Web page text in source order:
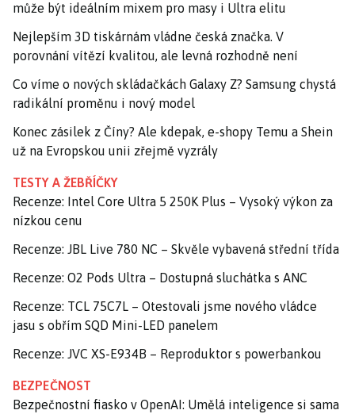
může být ideálním mixem pro masy i Ultra elitu
Nejlepším 3D tiskárnám vládne česká značka. V
porovnání vítězí kvalitou, ale levná rozhodně není
Co víme o nových skládačkách Galaxy Z? Samsung chystá
radikální proměnu i nový model
Konec zásilek z Číny? Ale kdepak, e-shopy Temu a Shein
už na Evropskou unii zřejmě vyzrály
TESTY A ŽEBŘÍČKY
Recenze: Intel Core Ultra 5 250K Plus – Vysoký výkon za
nízkou cenu
Recenze: JBL Live 780 NC – Skvěle vybavená střední třída
Recenze: O2 Pods Ultra – Dostupná sluchátka s ANC
Recenze: TCL 75C7L – Otestovali jsme nového vládce
jasu s obřím SQD Mini-LED panelem
Recenze: JVC XS-E934B – Reproduktor s powerbankou
BEZPEČNOST
Bezpečnostní fiasko v OpenAI: Umělá inteligence si sama